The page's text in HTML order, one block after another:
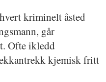
kriminelt åsted
går
Ofte ikledd
kjemisk fritt